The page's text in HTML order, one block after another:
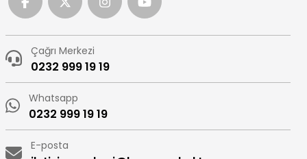
Çağrı Merkezi
0232 999 19 19
Whatsapp
0232 999 19 19
E-posta